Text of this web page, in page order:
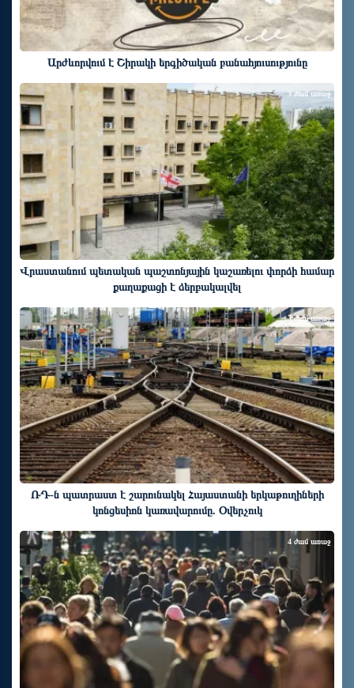
Արժևորվում է Շիրակի երգիծական բանահյուսությունը
Վրաստանում պետական ​​պաշտոնյային կաշառելու փորձի համար
քաղաքացի է ձերբակալվել
3 ժամ առաջ
ՌԴ-ն պատրաստ է շարունակել Հայաստանի երկաթուղիների
կոնցեսիոն կառավարումը. Օվերչուկ
3 ժամ առաջ
4 ժամ առաջ